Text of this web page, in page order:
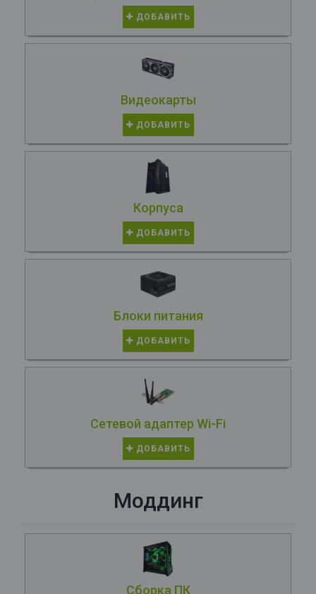
ДОБАВИТЬ
Видеокарты
ДОБАВИТЬ
Корпуса
ДОБАВИТЬ
Блоки питания
ДОБАВИТЬ
Сетевой адаптер Wi-Fi
ДОБАВИТЬ
Моддинг
Сборка ПК